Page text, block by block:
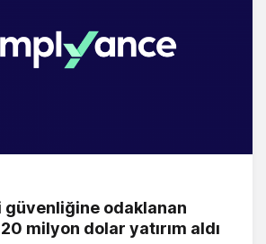
güvenliğine odaklanan
milyon dolar yatırım aldı